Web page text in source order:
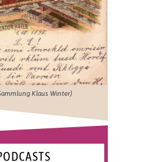
Klaus Winter)